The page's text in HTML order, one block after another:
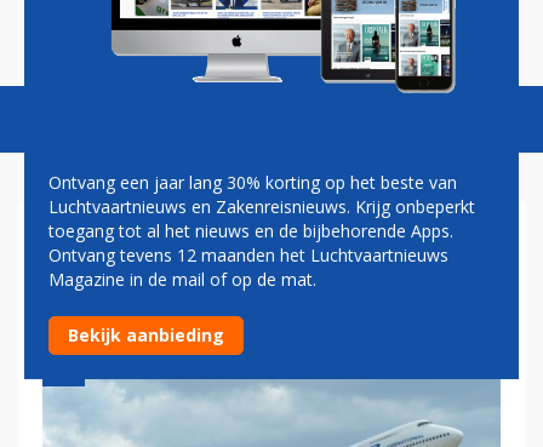
Magazine Podcasts Vacatures
TUI GROUP KOMT EINDELIJK
VAN AANDEEL IN CORSAIR AF
Ontvang een jaar lang 30% korting op het beste van
Luchtvaartnieuws en Zakenreisnieuws. Krijg onbeperkt
toegang tot al het nieuws en de bijbehorende Apps.
Ontvang tevens 12 maanden het Luchtvaartnieuws
Magazine in de mail of op de mat.
Bekijk aanbieding